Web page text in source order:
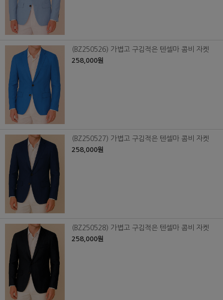
(BZ250526) 가볍고 구김적은 텐셀마 콤비 자켓
258,000원
(BZ250527) 가볍고 구김적은 텐셀마 콤비 자켓
258,000원
(BZ250528) 가볍고 구김적은 텐셀마 콤비 자켓
258,000원